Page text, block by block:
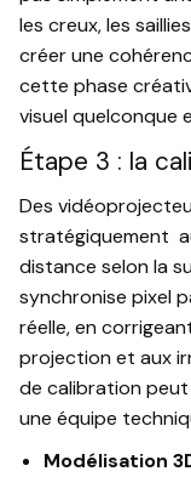
les creux, les
créer une
cette phase
visuel quelconque
Étape 3 : la
Des
stratégiquement
distance selon la
synchronise pixel
réelle, en
projection et aux
de calibration
une équipe
Modélisation